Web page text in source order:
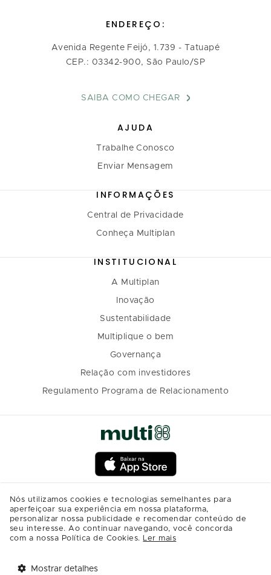
ENDEREÇO:
Avenida Regente Feijó, 1.739 - Tatuapé
CEP.: 03342-900, São Paulo/SP
SAIBA COMO CHEGAR
AJUDA
Trabalhe Conosco
Enviar Mensagem
INFORMAÇÕES
Central de Privacidade
Conheça Multiplan
INSTITUCIONAL
A Multiplan
Inovação
Sustentabilidade
Multiplique o bem
Governança
Relação com investidores
Regulamento Programa de Relacionamento
Nós utilizamos cookies e tecnologias semelhantes para
aperfeiçoar sua experiência em nossa plataforma,
personalizar nossa publicidade e recomendar conteúdo de
seu interesse. Ao continuar navegando, você concorda
com a nossa Política de Cookies. Ler mais
Mostrar detalhes